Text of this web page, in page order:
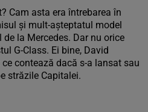
Cam asta era întrebarea în
și mult-așteptatul model
la Mercedes. Dar nu orice
G-Class. Ei bine, David
contează dacă s-a lansat sau
străzile Capitalei.